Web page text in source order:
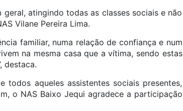
atingindo todas as classes sociais e não
Vilane Pereira Lima.
familiar, numa relação de confiança e num
na mesma casa que a vítima, sendo estas
destaca.
aqueles assistentes sociais presentes,
o NAS Baixo Jequi agradece a participação